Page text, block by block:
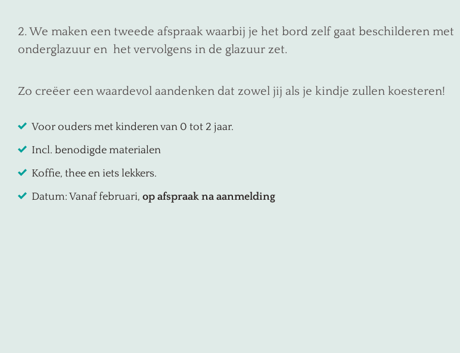
2. We maken een tweede afspraak waarbij je het bord zelf gaat beschilderen met
onderglazuur en het vervolgens in de glazuur zet.
Zo creëer een waardevol aandenken dat zowel jij als je kindje zullen koesteren!
Voor ouders met kinderen van 0 tot 2 jaar.
Incl. benodigde materialen
Koffie, thee en iets lekkers.
Datum: Vanaf februari, op afspraak na aanmelding